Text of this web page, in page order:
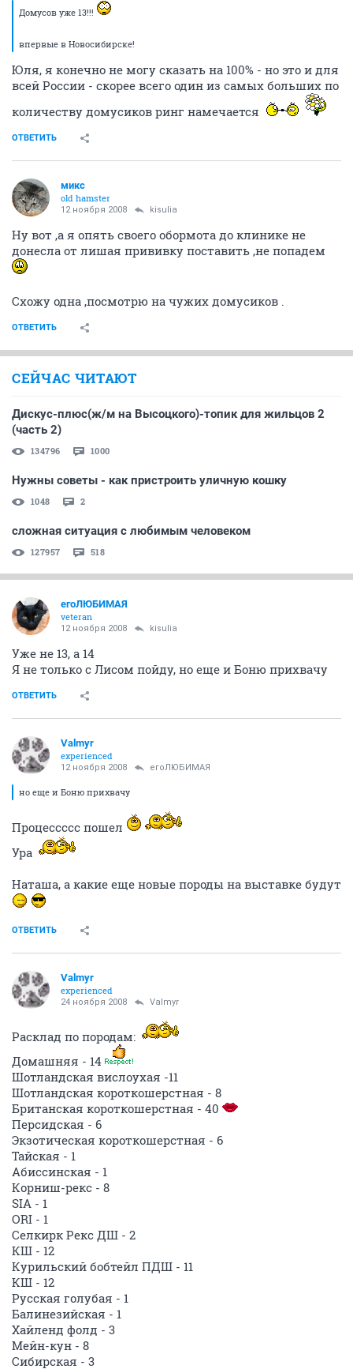
Домусов уже 13!!!
впервые в Новосибирске!
Юля, я конечно не могу сказать на 100% - но это и для
всей России - скорее всего один из самых больших по
количеству домусиков ринг намечается
ОТВЕТИТЬ
микс
old hamster
12 ноября 2008 kisulia
Ну вот ,а я опять своего обормота до клинике не
донесла от лишая прививку поставить ,не попадем
Схожу одна ,посмотрю на чужих домусиков .
ОТВЕТИТЬ
СЕЙЧАС ЧИТАЮТ
Дискус-плюс(ж/м на Высоцкого)-топик для жильцов 2
(часть 2)
134796 1000
Нужны советы - как пристроить уличную кошку
1048 2
сложная ситуация с любимым человеком
127957 518
егоЛЮБИМАЯ
veteran
12 ноября 2008 kisulia
Уже не 13, а 14
Я не только с Лисом пойду, но еще и Боню прихвачу
ОТВЕТИТЬ
Valmyr
experienced
12 ноября 2008 егоЛЮБИМАЯ
но еще и Боню прихвачу
Процессссс пошел
Ура
Наташа, а какие еще новые породы на выставке будут
ОТВЕТИТЬ
Valmyr
experienced
24 ноября 2008 Valmyr
Расклад по породам:
Домашняя - 14
Шотландская вислоухая -11
Шотландская короткошерстная - 8
Британская короткошерстная - 40
Персидская - 6
Экзотическая короткошерстная - 6
Тайская - 1
Абиссинская - 1
Корниш-рекс - 8
SIA - 1
ORI - 1
Селкирк Рекс ДШ - 2
КШ - 12
Курильский бобтейл ПДШ - 11
КШ - 12
Русская голубая - 1
Балинезийская - 1
Хайленд фолд - 3
Мейн-кун - 8
Сибирская - 3